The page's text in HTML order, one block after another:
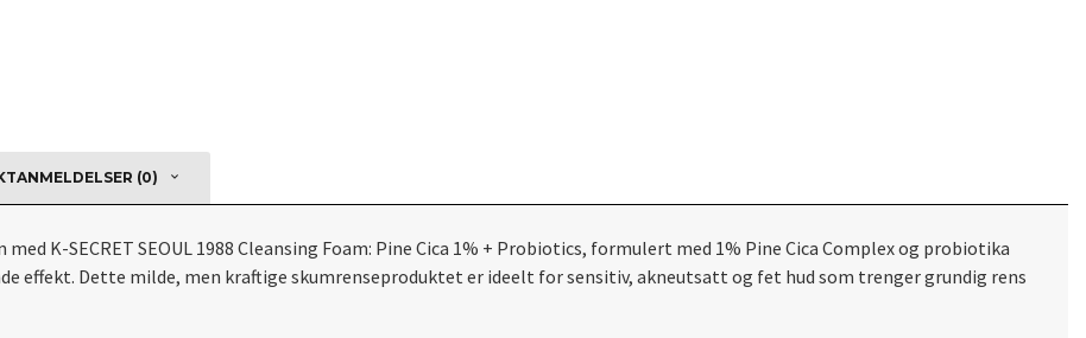
(0)
K-SECRET SEOUL 1988 Cleansing Foam: Pine Cica 1% + Probiotics, formulert med 1% Pine Cica Complex og probiotika
effekt. Dette milde, men kraftige skumrenseproduktet er ideelt for sensitiv, akneutsatt og fet hud som trenger grundig rens